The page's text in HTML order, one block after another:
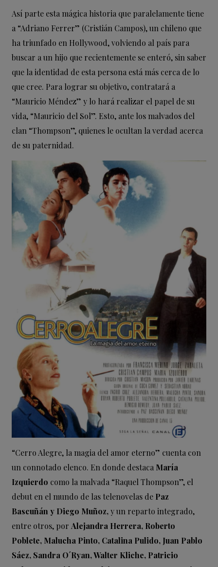
Así parte esta mágica historia que paralelamente tiene
a “Adriano Ferrer” (Cristián Campos), un chileno que
ha triunfado en Hollywood, volviendo al país para
buscar a un hijo que recientemente se enteró, sin saber
que la identidad de esta persona está más cerca de lo
que cree. Para lograr su objetivo, contratará a
“Mauricio Méndez” y lo hará realizar el papel de su
vida, “Mauricio del Sol”. Esto, ante los malvados del
clan “Thompson”, quienes le ocultan la verdad acerca
de su paternidad.
“Cerro Alegre, la magia del amor eterno” cuenta con
un connotado elenco. En donde destaca María
Izquierdo como la malvada “Raquel Thompson”, el
debut en el mundo de las telenovelas de Paz
Bascuñán y Diego Muñoz,y un reparto integrado,
entre otros, por Alejandra Herrera, Roberto
Poblete, Malucha Pinto, Catalina Pulido, Juan Pablo
Sáez, Sandra O´Ryan, Walter Kliche, Patricio